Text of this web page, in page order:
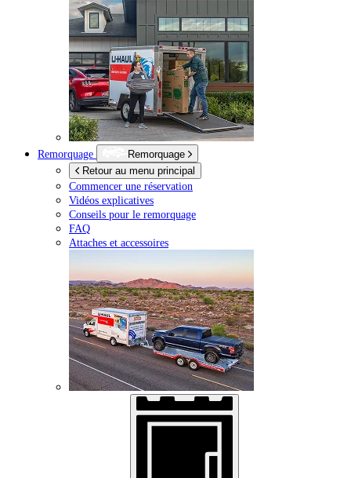
Remorquage
Remorquage
Retour au menu principal
Commencer une réservation
Vidéos explicatives
Conseils pour le remorquage
FAQ
Attaches et accessoires